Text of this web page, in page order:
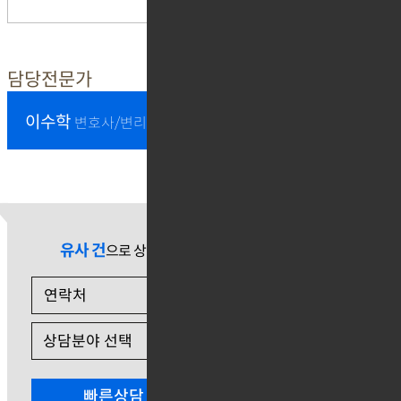
담당전문가
이수학 변호사/변리사
유사 건으로 상담 필요 시